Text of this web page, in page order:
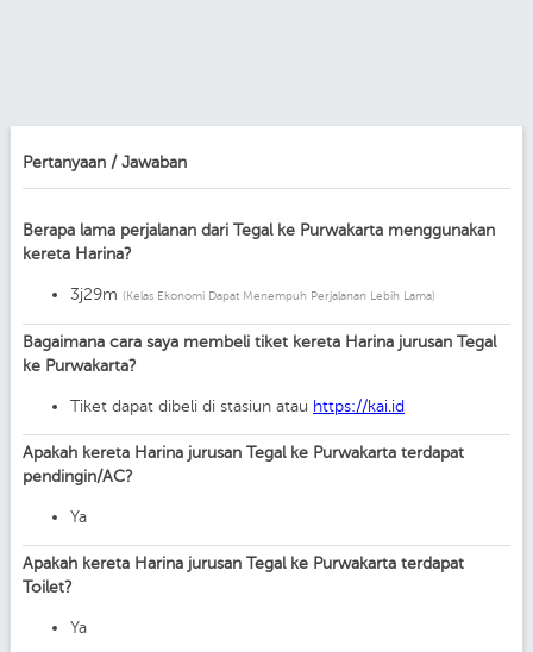
Pertanyaan / Jawaban
Berapa lama perjalanan dari Tegal ke Purwakarta menggunakan
kereta Harina?
3j29m (Kelas Ekonomi Dapat Menempuh Perjalanan Lebih Lama)
Bagaimana cara saya membeli tiket kereta Harina jurusan Tegal
ke Purwakarta?
Tiket dapat dibeli di stasiun atau https://kai.id
Apakah kereta Harina jurusan Tegal ke Purwakarta terdapat
pendingin/AC?
Ya
Apakah kereta Harina jurusan Tegal ke Purwakarta terdapat
Toilet?
Ya